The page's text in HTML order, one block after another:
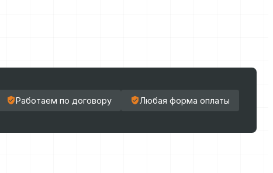
Работаем по договору Любая форма оплаты